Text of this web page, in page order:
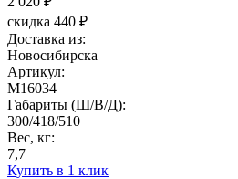
скидка 440 ₽
Доставка из:
Новосибирска
Артикул:
M16034
Габариты (Ш/В/Д):
300/418/510
Вес, кг:
7,7
Купить в 1 клик